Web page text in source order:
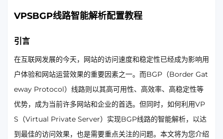
VPSBGP线路智能解析配置教程
引言
在互联网发展的今天，网站的访问速度和稳定性已经成为影响用
户体验和网站运营效果的重要因素之一。而BGP（Border Gat
eway Protocol）线路则以其高可用性、高效率、高稳定性等
优势，成为当前许多网站和企业的首选。但同时，如何利用VP
S（Virtual Private Server）实现BGP线路的智能解析，以达
到最佳的访问效果，也是需要重点关注的问题。本文将为您介绍